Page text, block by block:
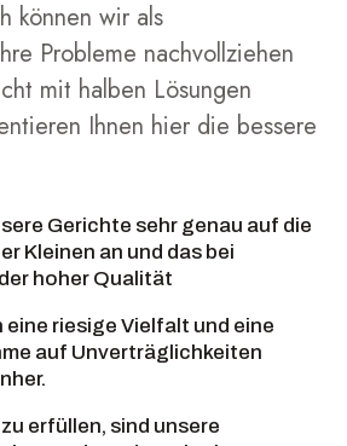
können wir als
Probleme nachvollziehen
mit halben Lösungen
Ihnen hier die bessere
Gerichte sehr genau auf die
Kleinen an und das bei
hoher Qualität
eine riesige Vielfalt und eine
auf Unverträglichkeiten
erfüllen, sind unsere